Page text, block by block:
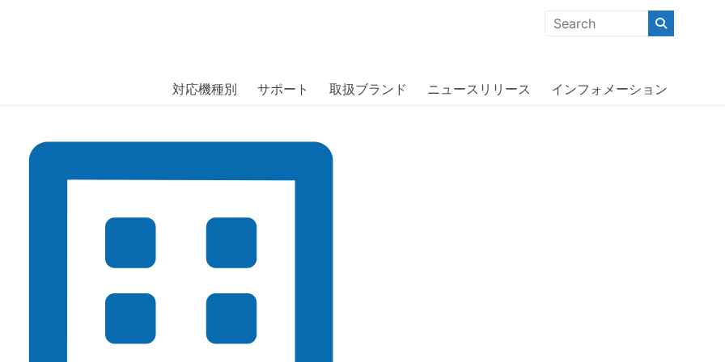
には、日本では珍しい「海外ブランド」をはじめ「ユニークな商品」「機能的な商品」「コストパフォーマンスの高い商
対応機種別 サポート 取扱ブランド ニュースリリース インフォメーション